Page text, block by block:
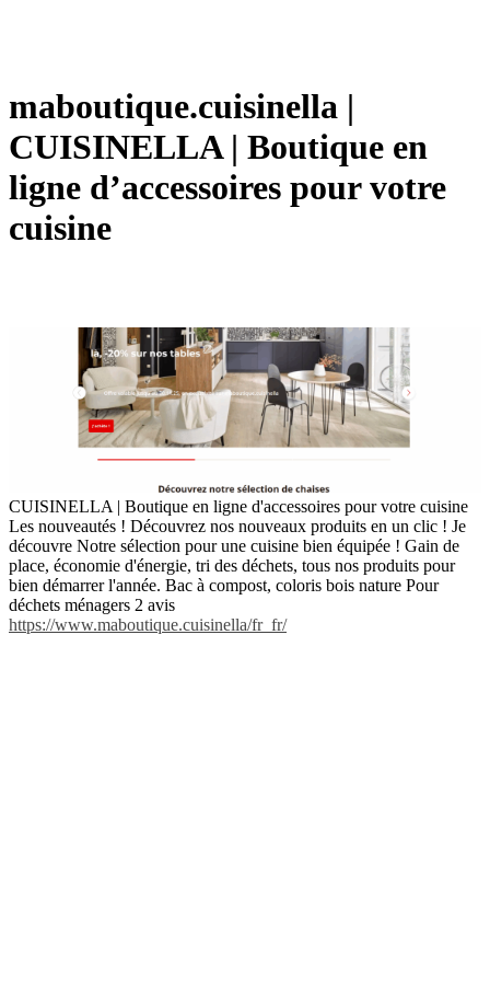
maboutique.cuisinella |
CUISINELLA | Boutique en
ligne d’accessoires pour votre
cuisine
CUISINELLA | Boutique en ligne d'accessoires pour votre cuisine
Les nouveautés ! Découvrez nos nouveaux produits en un clic ! Je
découvre Notre sélection pour une cuisine bien équipée ! Gain de
place, économie d'énergie, tri des déchets, tous nos produits pour
bien démarrer l'année. Bac à compost, coloris bois nature Pour
déchets ménagers 2 avis
https://www.maboutique.cuisinella/fr_fr/